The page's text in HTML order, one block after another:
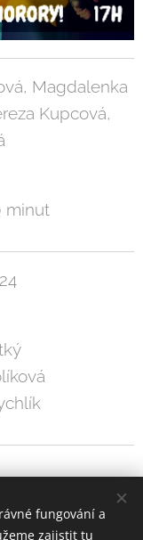
Magdalenka
Kupcová,
minut
fungování a
zajistit tu